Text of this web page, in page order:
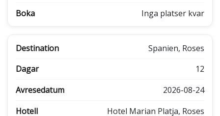
Inga platser kvar
Spanien, Roses
12
2026-08-24
Hotel Marian Platja, Roses